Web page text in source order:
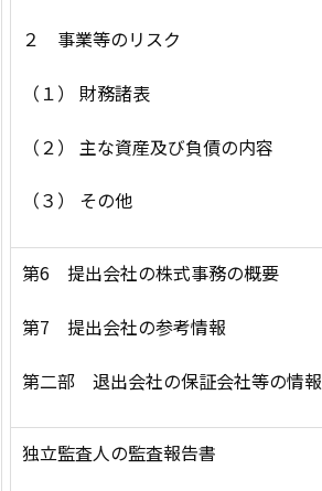
２ 事業等のリスク
（１） 財務諸表
（２） 主な資産及び負債の内容
（３） その他
第6 提出会社の株式事務の概要
第7 提出会社の参考情報
第二部 退出会社の保証会社等の情報
独立監査人の監査報告書